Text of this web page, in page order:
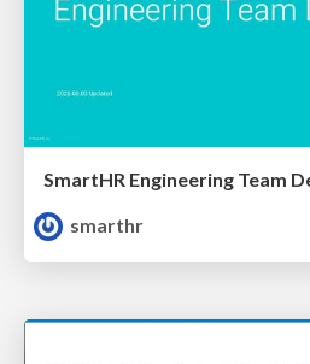
SmartHR Engineering Team
smarthr